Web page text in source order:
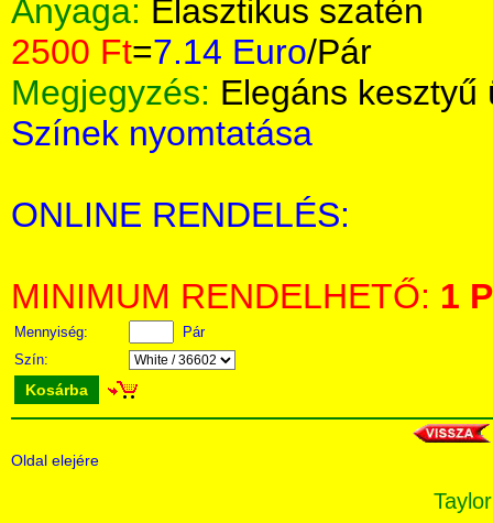
Anyaga: Elasztikus szatén
2500 Ft=7.14 Euro/Pár
Megjegyzés: Elegáns kesztyű
Színek nyomtatása
ONLINE RENDELÉS:
MINIMUM RENDELHETŐ: 1
Mennyiség:
Pár
Szín:
Kosárba
Oldal elejére